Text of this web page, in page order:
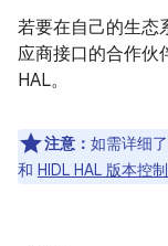
若要在自己的生态
应商接口的合作伙
HAL。
注意： 如需详细
和 HIDL HAL 版本控制